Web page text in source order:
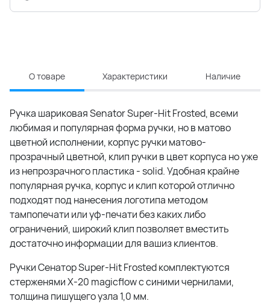
О товаре Характеристики Наличие
Ручка шариковая Senator Super-Hit Frosted, всеми
любимая и популярная форма ручки, но в матово
цветной исполнении, корпус ручки матово-
прозрачный цветной, клип ручки в цвет корпуса но уже
из непрозрачного пластика - solid. Удобная крайне
популярная ручка, корпус и клип которой отлично
подходят под нанесения логотипа методом
тампопечати или уф-печати без каких либо
ограничений, широкий клип позволяет вместить
достаточно информации для вашиз клиентов.
Ручки Сенатор Super-Hit Frosted комплектуются
стерженями X-20 magicflow с синими чернилами,
толщина пишущего узла 1,0 мм.